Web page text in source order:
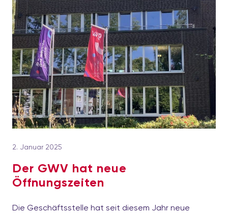
2. Januar 2025
Der GWV hat neue
Öffnungszeiten
Die Geschäftsstelle hat seit diesem Jahr neue